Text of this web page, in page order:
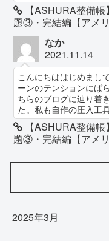
【ASHURA整備
題③・完結編【アメ
なか
2021.11.14
こんにちははじめまし
ーンのテンションにば
ちらのブログに辿り着
た。私も自作の圧入工
【ASHURA整備
題③・完結編【アメ
2025年3月